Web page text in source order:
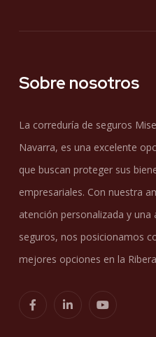
Sobre nosotros
La correduría de seguros
Navarra, es una excelente
que buscan proteger sus
empresariales. Con nuestra
atención personalizada y una
seguros, nos posicionamos
mejores opciones en la